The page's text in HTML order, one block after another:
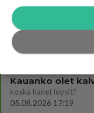
05.08.2026 03:21
06.08.2026 03:24
Kauanko olet
koska hänet löysit?
05.08.2026 17:19